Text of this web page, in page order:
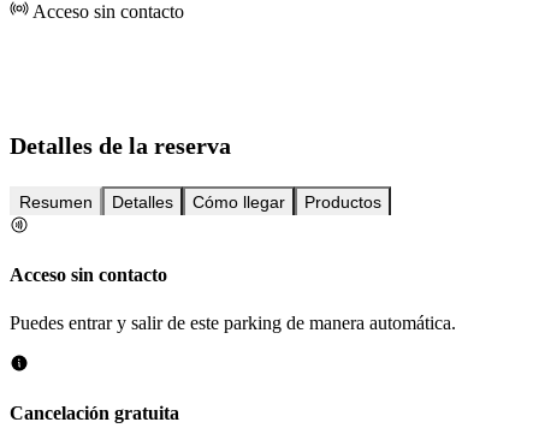
Acceso sin contacto
Detalles de la reserva
Resumen Detalles Cómo llegar Productos
Acceso sin contacto
Puedes entrar y salir de este parking de manera automática.
Cancelación gratuita